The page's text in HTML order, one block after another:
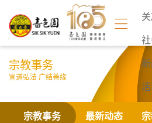
宗教事务
宣道弘法 广结善缘
宗教事务 最新动态